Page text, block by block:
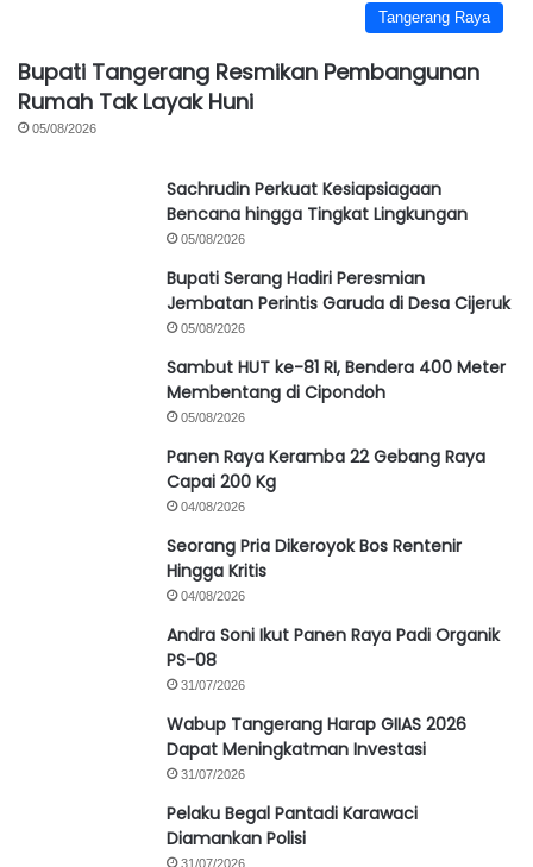
Tangerang Raya
Bupati Tangerang Resmikan Pembangunan
Rumah Tak Layak Huni
05/08/2026
Sachrudin Perkuat Kesiapsiagaan
Bencana hingga Tingkat Lingkungan
05/08/2026
Bupati Serang Hadiri Peresmian
Jembatan Perintis Garuda di Desa Cijeruk
05/08/2026
Sambut HUT ke-81 RI, Bendera 400 Meter
Membentang di Cipondoh
05/08/2026
Panen Raya Keramba 22 Gebang Raya
Capai 200 Kg
04/08/2026
Seorang Pria Dikeroyok Bos Rentenir
Hingga Kritis
04/08/2026
Andra Soni Ikut Panen Raya Padi Organik
PS-08
31/07/2026
Wabup Tangerang Harap GIIAS 2026
Dapat Meningkatman Investasi
31/07/2026
Pelaku Begal Pantadi Karawaci
Diamankan Polisi
31/07/2026